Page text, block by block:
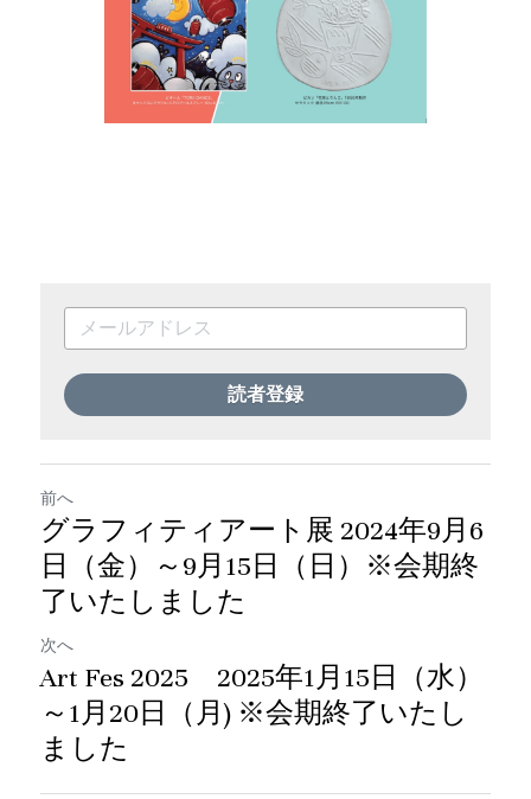
読者登録
前へ
グラフィティアート展 2024年9月6
日（金）～9月15日（日）※会期終
了いたしました
次へ
Art Fes 2025 2025年1月15日（水）
～1月20日（月) ※会期終了いたし
ました